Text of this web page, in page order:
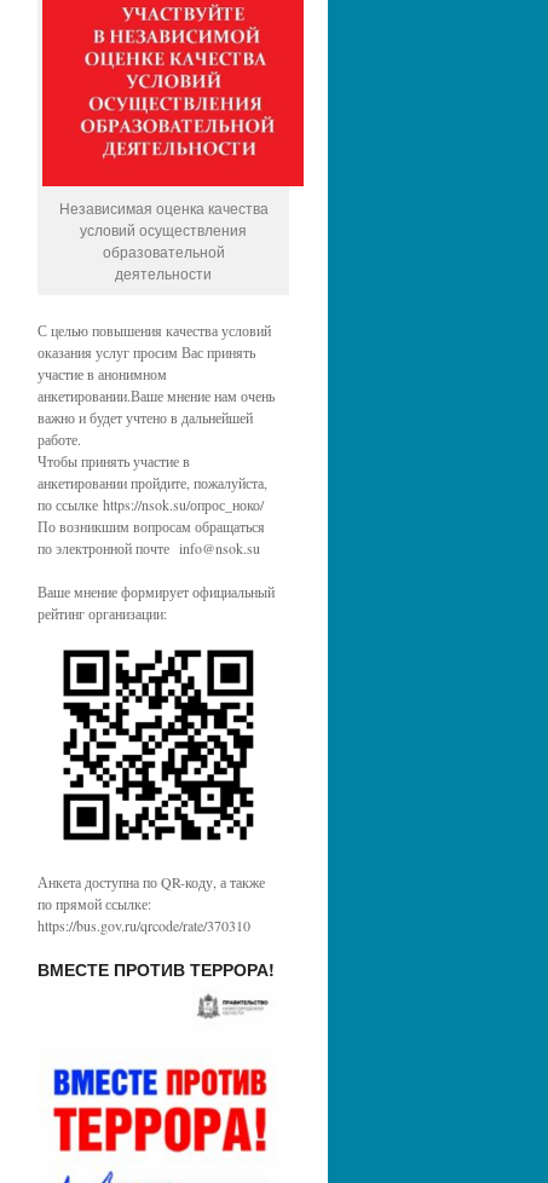
Независимая оценка качества
условий осуществления
образовательной
деятельности
С целью повышения качества условий
оказания услуг просим Вас принять
участие в анонимном
анкетировании.Ваше мнение нам очень
важно и будет учтено в дальнейшей
работе.
Чтобы принять участие в
анкетировании пройдите, пожалуйста,
по ссылке https://nsok.su/опрос_ноко/
По возникшим вопросам обращаться
по электронной почте info@nsok.su
Ваше мнение формирует официальный
рейтинг организации:
Анкета доступна по QR-коду, а также
по прямой ссылке:
https://bus.gov.ru/qrcode/rate/370310
ВМЕСТЕ ПРОТИВ ТЕРРОРА!